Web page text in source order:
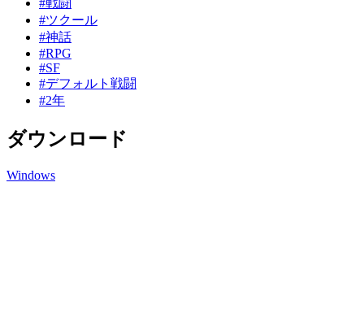
#ツクール
#神話
#RPG
#SF
#デフォルト戦闘
#2年
ダウンロード
Windows